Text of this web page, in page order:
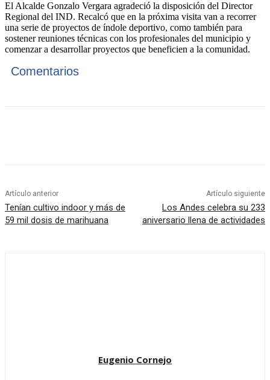
El Alcalde Gonzalo Vergara agradeció la disposición del Director
Regional del IND. Recalcó que en la próxima visita van a recorrer
una serie de proyectos de índole deportivo, como también para
sostener reuniones técnicas con los profesionales del municipio y
comenzar a desarrollar proyectos que beneficien a la comunidad.
Comentarios
Artículo anterior
Tenían cultivo indoor y más de
59 mil dosis de marihuana
Artículo siguiente
Los Andes celebra su 233
aniversario llena de actividades
Eugenio Cornejo